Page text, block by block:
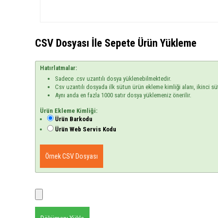
CSV Dosyası İle Sepete Ürün Yükleme
Hatırlatmalar:
Sadece .csv uzantılı dosya yüklenebilmektedir.
Csv uzantılı dosyada ilk sütun ürün ekleme kimliği alanı, ikinci
Aynı anda en fazla 1000 satır dosya yüklemeniz önerilir.
Ürün Ekleme Kimliği:
Ürün Barkodu
Ürün Web Servis Kodu
Örnek CSV Dosyası